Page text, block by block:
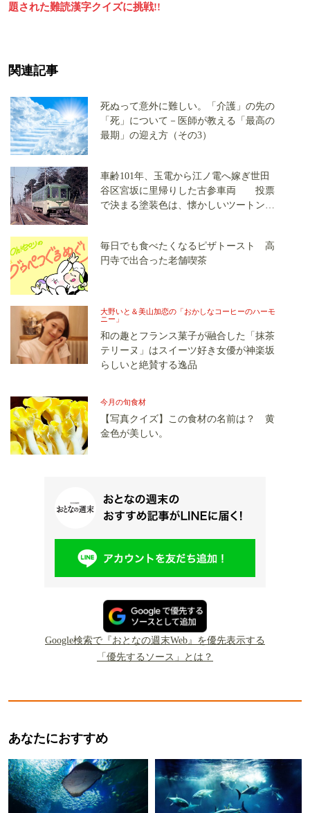
題された難読漢字クイズに挑戦!!
関連記事
死ぬって意外に難しい。「介護」の先の
「死」について－医師が教える「最高の
最期」の迎え方（その3）
車齢101年、玉電から江ノ電へ嫁ぎ世田
谷区宮坂に里帰りした古参車両 投票
で決まる塗装色は、懐かしいツートンカ
毎日でも食べたくなるピザトースト 高
円寺で出合った老舗喫茶
大野いと＆美山加恋の「おかしなコーヒーのハーモ
ニー」
和の趣とフランス菓子が融合した「抹茶
テリーヌ」はスイーツ好き女優が神楽坂
らしいと絶賛する逸品
今月の旬食材
【写真クイズ】この食材の名前は？ 黄
金色が美しい。
Google検索で『おとなの週末Web』を優先表示する
「優先するソース」とは？
あなたにおすすめ